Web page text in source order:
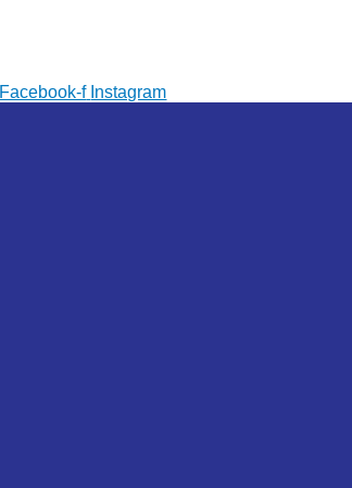
Facebook-f Instagram